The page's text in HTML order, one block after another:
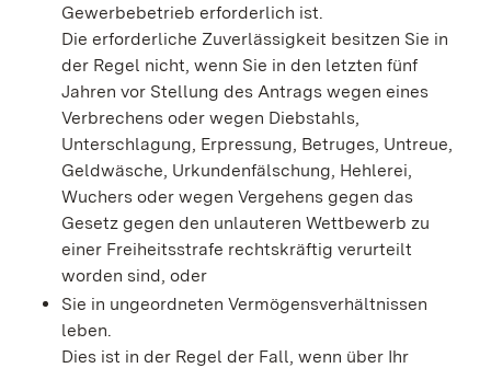
Gewerbebetrieb erforderlich ist.
Die erforderliche Zuverlässigkeit besitzen Sie in
der Regel nicht, wenn Sie in den letzten fünf
Jahren vor Stellung des Antrags wegen eines
Verbrechens oder wegen Diebstahls,
Unterschlagung, Erpressung, Betruges, Untreue,
Geldwäsche, Urkundenfälschung, Hehlerei,
Wuchers oder wegen Vergehens gegen das
Gesetz gegen den unlauteren Wettbewerb zu
einer Freiheitsstrafe rechtskräftig verurteilt
worden sind, oder
Sie in ungeordneten Vermögensverhältnissen
leben.
Dies ist in der Regel der Fall, wenn über Ihr